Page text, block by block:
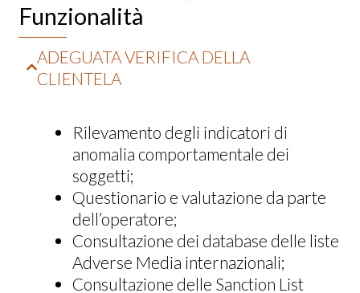
Funzionalità
ADEGUATA VERIFICA DELLA
CLIENTELA
Rilevamento degli indicatori di
anomalia comportamentale dei
soggetti;
Questionario e valutazione da parte
dell’operatore;
Consultazione dei database delle liste
Adverse Media internazionali;
Consultazione delle Sanction List